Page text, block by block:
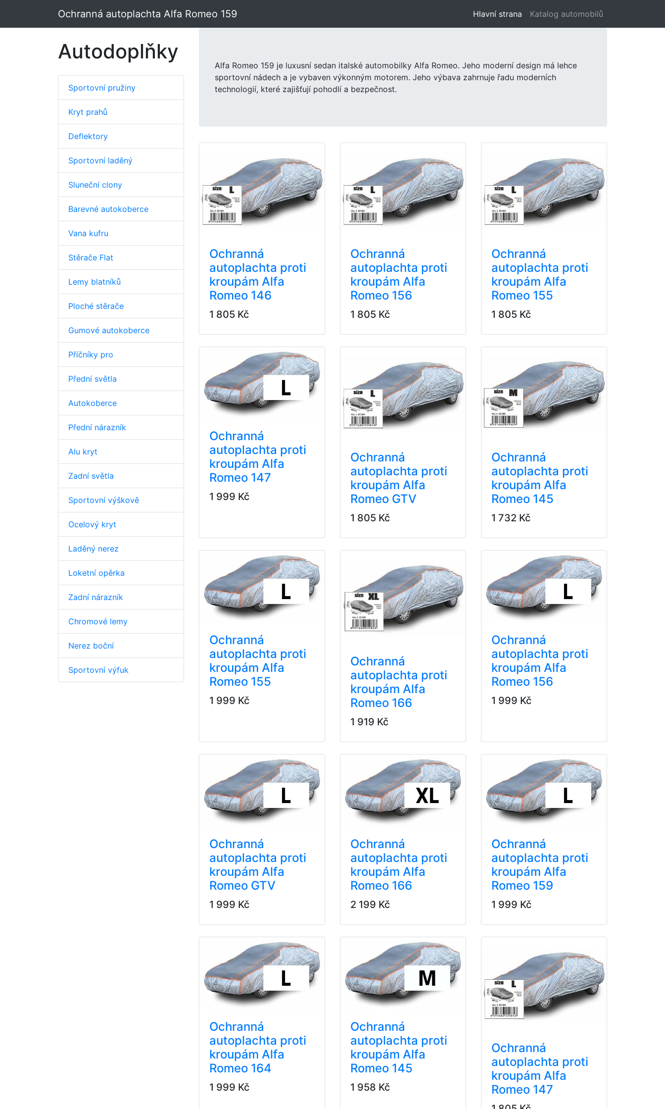
Ochranná autoplachta Alfa Romeo 159 Hlavní strana (aktuální)
Katalog automobilů
Autodoplňky
Sportovní pružiny
Kryt prahů
Deflektory
Sportovní laděný
Sluneční clony
Barevné autokoberce
Vana kufru
Stěrače Flat
Lemy blatníků
Ploché stěrače
Gumové autokoberce
Příčníky pro
Přední světla
Autokoberce
Přední nárazník
Alu kryt
Zadní světla
Sportovní výškově
Ocelový kryt
Laděný nerez
Loketní opěrka
Zadní nárazník
Chromové lemy
Nerez boční
Sportovní výfuk
Alfa Romeo 159 je luxusní sedan italské automobilky Alfa Romeo. Jeho moderní design má lehce
sportovní nádech a je vybaven výkonným motorem. Jeho výbava zahrnuje řadu moderních
technologií, které zajišťují pohodlí a bezpečnost.
Ochranná
autoplachta proti
kroupám Alfa
Romeo 146
1 805 Kč
Ochranná
autoplachta proti
kroupám Alfa
Romeo 156
1 805 Kč
Ochranná
autoplachta proti
kroupám Alfa
Romeo 155
1 805 Kč
Ochranná
autoplachta proti
kroupám Alfa
Romeo 147
1 999 Kč
Ochranná
autoplachta proti
kroupám Alfa
Romeo GTV
1 805 Kč
Ochranná
autoplachta proti
kroupám Alfa
Romeo 145
1 732 Kč
Ochranná
autoplachta proti
kroupám Alfa
Romeo 155
1 999 Kč
Ochranná
autoplachta proti
kroupám Alfa
Romeo 166
1 919 Kč
Ochranná
autoplachta proti
kroupám Alfa
Romeo 156
1 999 Kč
Ochranná
autoplachta proti
kroupám Alfa
Romeo GTV
1 999 Kč
Ochranná
autoplachta proti
kroupám Alfa
Romeo 166
2 199 Kč
Ochranná
autoplachta proti
kroupám Alfa
Romeo 159
1 999 Kč
Ochranná
autoplachta proti
kroupám Alfa
Romeo 164
1 999 Kč
Ochranná
autoplachta proti
kroupám Alfa
Romeo 145
1 958 Kč
Ochranná
autoplachta proti
kroupám Alfa
Romeo 147